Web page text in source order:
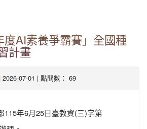
度AI素養爭霸賽」全國種
計畫
| 2026-07-01 | 點閱數： 69
年6月25日臺教資(三)字第